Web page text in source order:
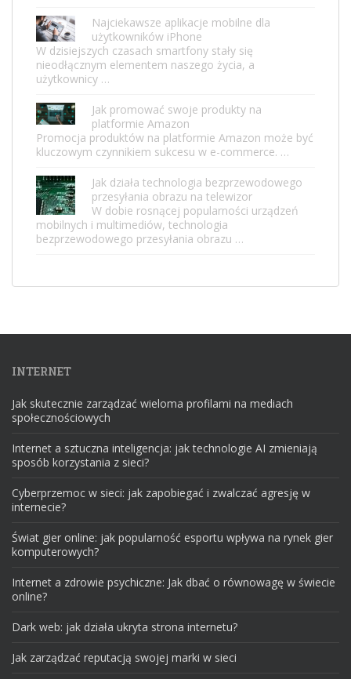
Najciekawsze aplikacje mobilne dla
użytkowników iPhone
W dzisiejszych czasach smartfony stały się
nieodłącznym elementem naszego życia, a
użytkownicy …
Jak promować swoje produkty na
platformie Amazon
Promocja produktów na platformie Amazon może być
kluczowym czynnikiem sukcesu w e-commerce. …
Jak działa technologia bezprzewodowego
przesyłania obrazu na telewizor
W dobie rosnącej popularności urządzeń
mobilnych i multimediów, technologia
bezprzewodowego przesyłania obrazu …
INTERNET
Jak skutecznie zarządzać wieloma profilami na mediach
społecznościowych
Internet a sztuczna inteligencja: jak technologie AI zmieniają
sposób korzystania z sieci?
Cyberprzemoc w sieci: jak zapobiegać i zwalczać agresję w
internecie?
Świat gier online: jak popularność esportu wpływa na rynek gier
komputerowych?
Internet a zdrowie psychiczne: Jak dbać o równowagę w świecie
online?
Dark web: jak działa ukryta strona internetu?
Jak zarządzać reputacją swojej marki w sieci